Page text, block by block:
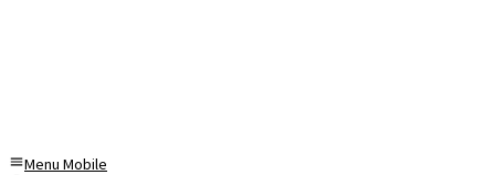
Menu Mobile